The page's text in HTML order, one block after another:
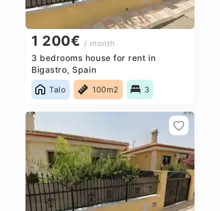
1 200€ / month
3 bedrooms house for rent in
Bigastro, Spain
Talo
100m2 3